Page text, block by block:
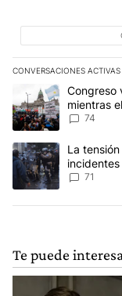
CONVERSACIONES ACTIVAS
Este listado
Un artículo deCongreso
mientras
Privada
74
Un artículo de
La
71